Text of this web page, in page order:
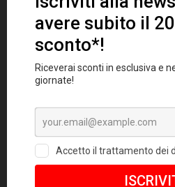
Cappellino Jay Nero